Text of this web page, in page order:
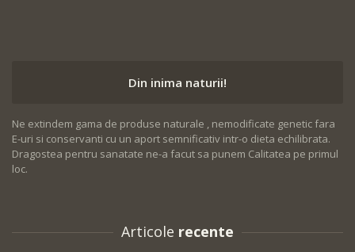
Din inima naturii!
Ne extindem gama de produse naturale , nemodificate genetic fara
E-uri si conservanti cu un aport semnificativ intr-o dieta echilibrata.
Dragostea pentru sanatate ne-a facut sa punem Calitatea pe primul
loc.
Articole recente